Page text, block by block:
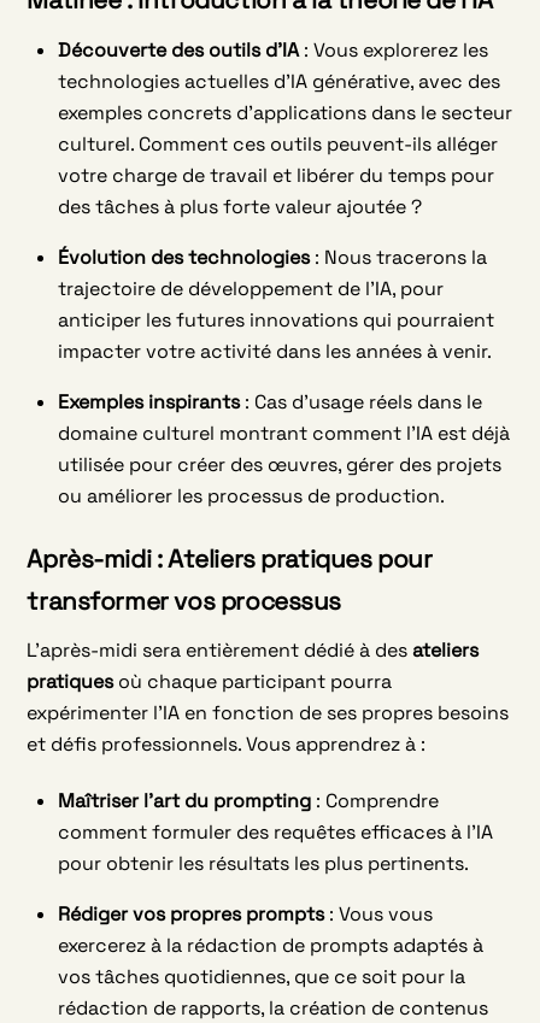
Découverte des outils d’IA: Vous explorerez les
technologies actuelles d’IA générative, avec des
exemples concrets d’applications dans le secteur
culturel. Comment ces outils peuvent-ils alléger
votre charge de travail et libérer du temps pour
des tâches à plus forte valeur ajoutée ?
Évolution des technologies: Nous tracerons la
trajectoire de développement de l’IA, pour
anticiper les futures innovations qui pourraient
impacter votre activité dans les années à venir.
Exemples inspirants: Cas d’usage réels dans le
domaine culturel montrant comment l’IA est déjà
utilisée pour créer des œuvres, gérer des projets
ou améliorer les processus de production.
Après-midi : Ateliers pratiques pour
transformer vos processus
L’après-midi sera entièrement dédié à desateliers
pratiquesoù chaque participant pourra
expérimenter l’IA en fonction de ses propres besoins
et défis professionnels. Vous apprendrez à :
Maîtriser l’art du prompting : Comprendre
comment formuler des requêtes efficaces à l’IA
pour obtenir les résultats les plus pertinents.
Rédiger vos propres prompts: Vous vous
exercerez à la rédaction de prompts adaptés à
vos tâches quotidiennes, que ce soit pour la
rédaction de rapports, la création de contenus